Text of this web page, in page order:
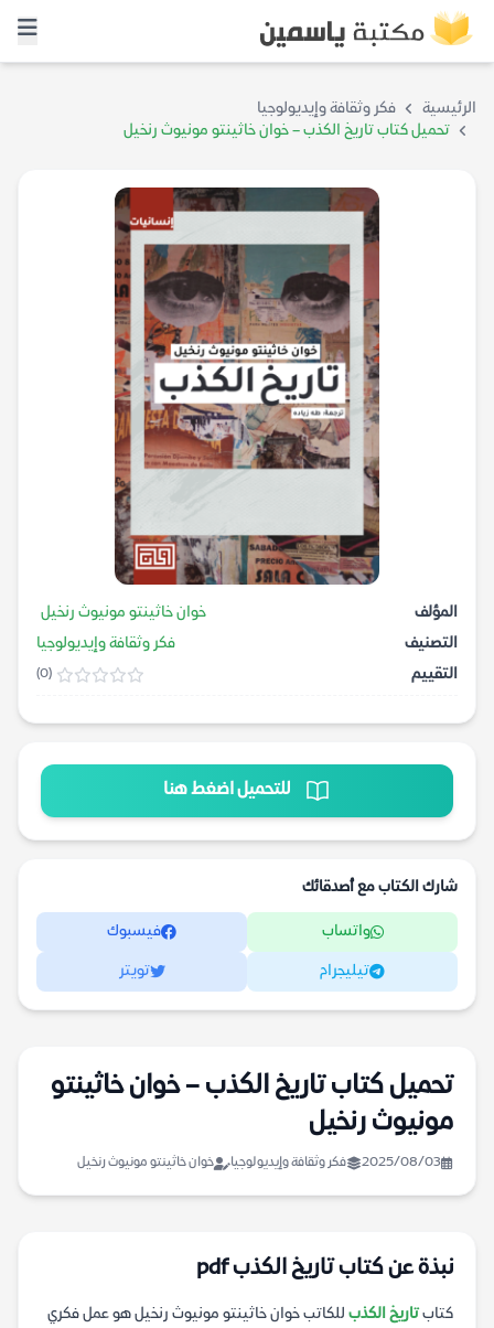
الرئيسية
فكر وثقافة وإيديولوجيا
تحميل كتاب تاريخ الكذب – خوان خاثينتو مونيوث رنخيل
المؤلف
خوان خاثينتو مونيوث رنخيل
التصنيف
فكر وثقافة وإيديولوجيا
التقييم
(0)
للتحميل اضغط هنا
شارك الكتاب مع أصدقائك
واتساب فيسبوك
تيليجرام تويتر
تحميل كتاب تاريخ الكذب – خوان خاثينتو
مونيوث رنخيل
2025/08/03 فكر وثقافة وإيديولوجيا خوان خاثينتو مونيوث رنخيل
نبذة عن كتاب تاريخ الكذب pdf
كتابتاريخ الكذب للكاتب خوان خاثينتو مونيوث رنخيل هو عمل فكري